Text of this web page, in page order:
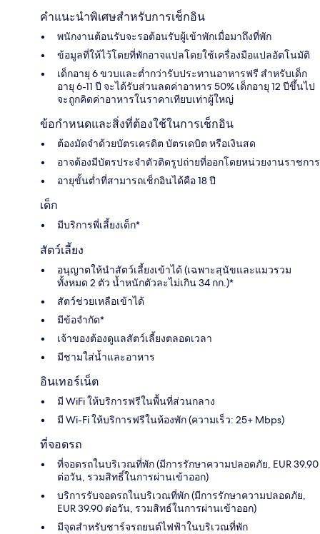
คำแนะนำพิเศษสำหรับการเช็กอิน
พนักงานต้อนรับจะรอต้อนรับผู้เข้าพักเมื่อมาถึงที่พัก
ข้อมูลที่ให้ไว้โดยที่พักอาจแปลโดยใช้เครื่องมือแปลอัตโนมัติ
เด็กอายุ 6 ขวบและต่ำกว่ารับประทานอาหารฟรี สำหรับเด็ก
อายุ 6-11 ปี จะได้รับส่วนลดค่าอาหาร 50% เด็กอายุ 12 ปีขึ้นไป
จะถูกคิดค่าอาหารในราคาเทียบเท่าผู้ใหญ่
ข้อกำหนดและสิ่งที่ต้องใช้ในการเช็กอิน
ต้องมัดจำด้วยบัตรเครดิต บัตรเดบิต หรือเงินสด
อาจต้องมีบัตรประจำตัวติดรูปถ่ายที่ออกโดยหน่วยงานราชการ
อายุขั้นต่ำที่สามารถเช็กอินได้คือ 18 ปี
เด็ก
มีบริการพี่เลี้ยงเด็ก*
สัตว์เลี้ยง
อนุญาตให้นำสัตว์เลี้ยงเข้าได้ (เฉพาะสุนัขและแมวรวม
ทั้งหมด 2 ตัว น้ำหนักตัวละไม่เกิน 34 กก.)*
สัตว์ช่วยเหลือเข้าได้
มีข้อจำกัด*
เจ้าของต้องดูแลสัตว์เลี้ยงตลอดเวลา
มีชามใส่น้ำและอาหาร
อินเทอร์เน็ต
มี WiFi ให้บริการฟรีในพื้นที่ส่วนกลาง
มี Wi-Fi ให้บริการฟรีในห้องพัก (ความเร็ว: 25+ Mbps)
ที่จอดรถ
ที่จอดรถในบริเวณที่พัก (มีการรักษาความปลอดภัย, EUR 39.90
ต่อวัน, รวมสิทธิ์ในการผ่านเข้าออก)
บริการรับจอดรถในบริเวณที่พัก (มีการรักษาความปลอดภัย,
EUR 39.90 ต่อวัน, รวมสิทธ์ในการผ่านเข้าออก)
มีจุดสำหรับชาร์จรถยนต์ไฟฟ้าในบริเวณที่พัก